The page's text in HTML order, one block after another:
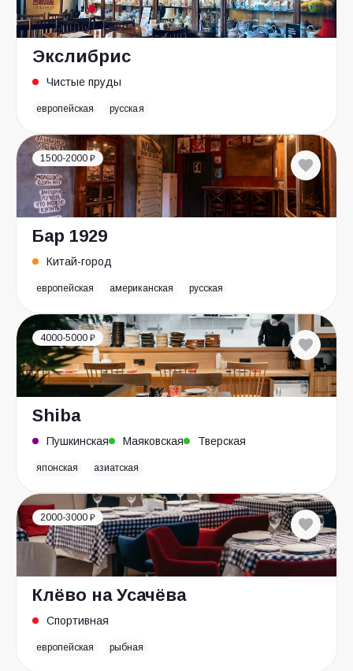
Экслибрис
Чистые пруды
европейская русская
1500-2000 ₽
Бар 1929
Китай-город
европейская американская русская
4000-5000 ₽
Shiba
Пушкинская Маяковская Тверская
японская азиатская
2000-3000 ₽
Клёво на Усачёва
Спортивная
европейская рыбная